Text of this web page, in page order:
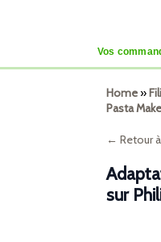
Vos
Home»
Pasta
← Retour
sur